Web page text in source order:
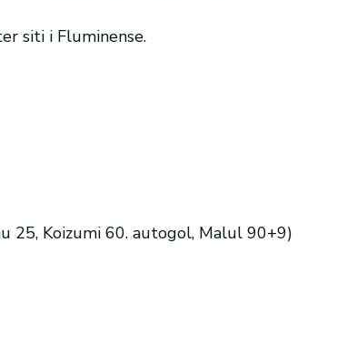
siti i Fluminense.
25, Koizumi 60. autogol, Malul 90+9)